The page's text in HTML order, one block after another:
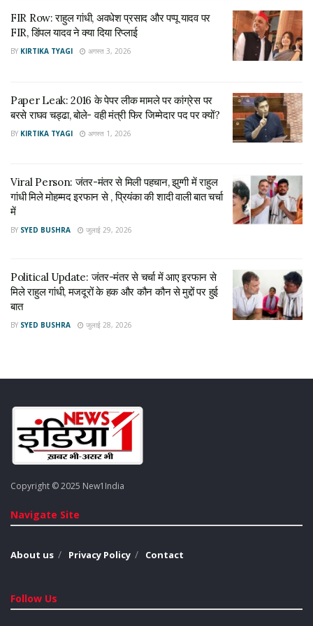
अगस्त 3, 2026
संसद में गिरकर BJP सांसद प्रताप सारंगी हुए घायल, राहुल गांधी
शिवराज सिंह चौहान ने क्या कहा?
शिवराज सिंह चौहान ने आगे कहा कि, क्या राहुल गांधी ने सभ्य तरीके से
अभारतीय तरीके से व्यवहार किया। अभी कांग्रेस अध्यक्ष खड़गे जी और राहुल
गांधी जी ने प्रेस कॉन्फ्रेंस की। हम सोच रहे थे कि वे संसद में किए गए अपने
गलत काम के लिए माफी मांगेंगे, लेकिन उन्होंने माफी नहीं मांगी। मुझे समझ में
नहीं आया कि उन्होंने प्रेस कॉन्फ्रेंस क्यों की। उस प्रेस कॉन्फ्रेंस में भी
ये भी पढ़े: आंबेडकर के नाम पर बढ़ी सियासी तकरार, संसद में कांग्रेस-बीजेपी
आमने-सामने
Tags: Congress Rahul Gandhi
FIR Row: राहुल गांधी, अवधेश प्रसाद और पप्पू यादव पर
FIR, डिंपल यादव ने क्या दिया रिप्लाई
BY KIRTIKA TYAGI अगस्त 3, 2026
Paper Leak: 2016 के पेपर लीक मामले पर कांग्रेस पर
बरसे राघव चड्ढा, बोले- वही मंत्री फिर जिम्मेदार पद पर क्यों?
BY KIRTIKA TYAGI अगस्त 1, 2026
Viral Person: जंतर-मंतर से मिली पहचान, झुग्गी में राहुल
गांधी मिले मोहम्मद इरफान से , प्रियंका की शादी वाली बात चर्चा
में
BY SYED BUSHRA जुलाई 29, 2026
Political Update: जंतर-मंतर से चर्चा में आए इरफान से
मिले राहुल गांधी, मजदूरों के हक और कौन कौन से मुद्दों पर हुई
बात
BY SYED BUSHRA जुलाई 28, 2026
Copyright © 2025 New1India
Navigate Site
About us Privacy Policy Contact
Follow Us